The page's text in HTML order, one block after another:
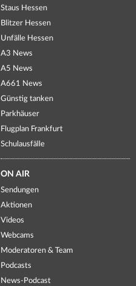
Staus Hessen
Blitzer Hessen
Unfälle Hessen
A3 News
A5 News
A661 News
Günstig tanken
Parkhäuser
Flugplan Frankfurt
Schulausfälle
ON AIR
Sendungen
Aktionen
Videos
Webcams
Moderatoren & Team
Podcasts
News-Podcast